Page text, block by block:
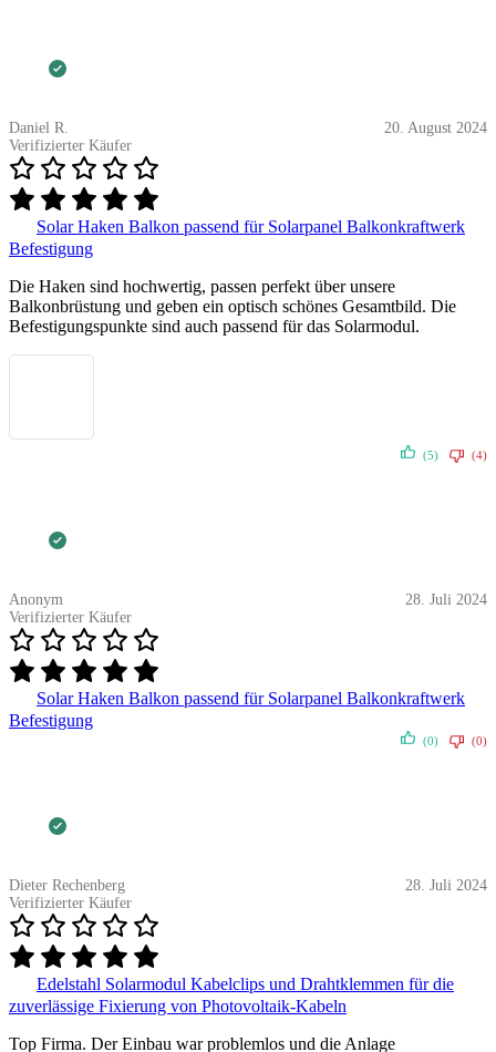
Daniel R.
Verifizierter Käufer
20. August 2024
Solar Haken Balkon passend für Solarpanel Balkonkraftwerk
Befestigung
Die Haken sind hochwertig, passen perfekt über unsere
Balkonbrüstung und geben ein optisch schönes Gesamtbild. Die
Befestigungspunkte sind auch passend für das Solarmodul.
(5) (4)
Anonym
Verifizierter Käufer
28. Juli 2024
Solar Haken Balkon passend für Solarpanel Balkonkraftwerk
Befestigung
(0) (0)
Dieter Rechenberg
Verifizierter Käufer
28. Juli 2024
Edelstahl Solarmodul Kabelclips und Drahtklemmen für die
zuverlässige Fixierung von Photovoltaik-Kabeln
Top Firma. Der Einbau war problemlos und die Anlage